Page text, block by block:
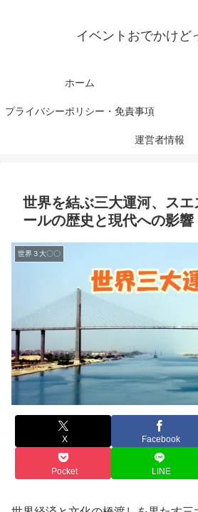
イベントおでかけど
ホーム
プライバシーポリシー・免責事項
運営者情報
世界を結ぶ三大運河、ス
ールの歴史と現代への影響
世界３大〇〇
X Facebook
Pocket LINE